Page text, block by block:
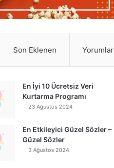
Son Eklenen Yorumlar
En İyi 10 Ücretsiz Veri
Kurtarma Programı
23 Ağustos 2024
En Etkileyici Güzel Sözler –
Güzel Sözler
3 Ağustos 2024